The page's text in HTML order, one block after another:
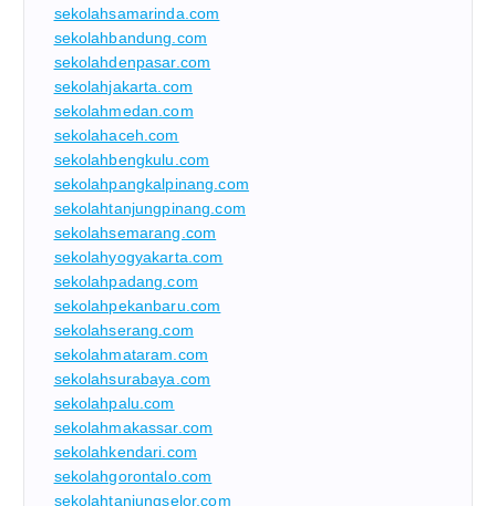
sekolahsamarinda.com
sekolahbandung.com
sekolahdenpasar.com
sekolahjakarta.com
sekolahmedan.com
sekolahaceh.com
sekolahbengkulu.com
sekolahpangkalpinang.com
sekolahtanjungpinang.com
sekolahsemarang.com
sekolahyogyakarta.com
sekolahpadang.com
sekolahpekanbaru.com
sekolahserang.com
sekolahmataram.com
sekolahsurabaya.com
sekolahpalu.com
sekolahmakassar.com
sekolahkendari.com
sekolahgorontalo.com
sekolahtanjungselor.com